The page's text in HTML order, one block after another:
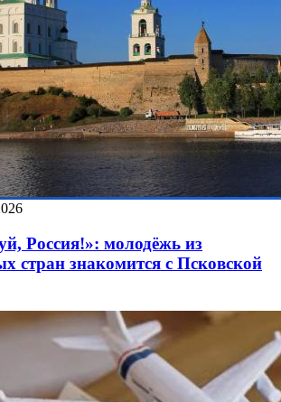
Россия!»: молодёжь из
стран знакомится с Псковской